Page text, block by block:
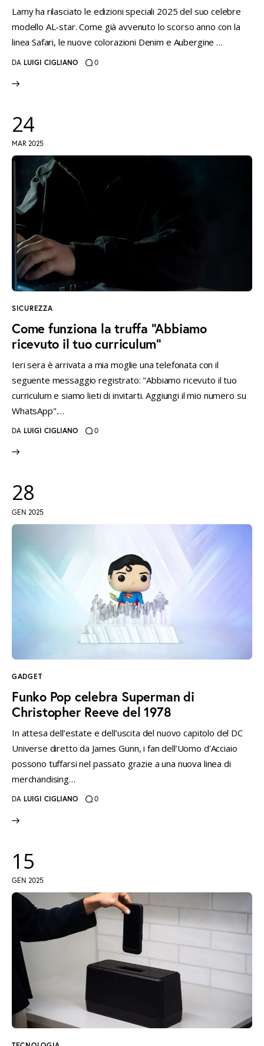
Lamy ha rilasciato le edizioni speciali 2025 del suo celebre
modello AL-star. Come già avvenuto lo scorso anno con la
linea Safari, le nuove colorazioni Denim e Aubergine …
DA LUIGI CIGLIANO 0
24
MAR 2025
SICUREZZA
Come funziona la truffa “Abbiamo
ricevuto il tuo curriculum”
Ieri sera è arrivata a mia moglie una telefonata con il
seguente messaggio registrato: "Abbiamo ricevuto il tuo
curriculum e siamo lieti di invitarti. Aggiungi il mio numero su
WhatsApp".…
DA LUIGI CIGLIANO 0
28
GEN 2025
GADGET
Funko Pop celebra Superman di
Christopher Reeve del 1978
In attesa dell’estate e dell’uscita del nuovo capitolo del DC
Universe diretto da James Gunn, i fan dell’Uomo d’Acciaio
possono tuffarsi nel passato grazie a una nuova linea di
merchandising…
DA LUIGI CIGLIANO 0
15
GEN 2025